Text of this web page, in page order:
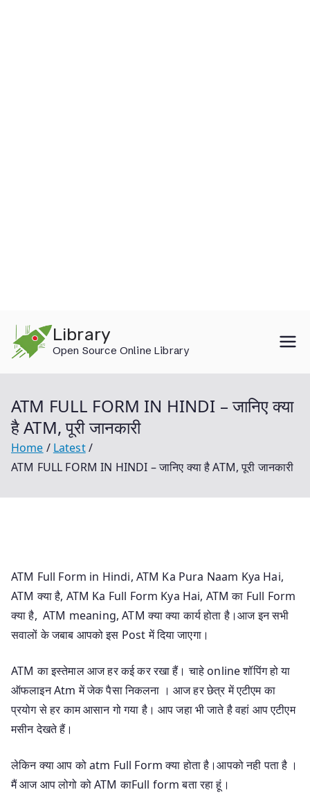
content
Library
Open Source Online Library
ATM FULL FORM IN HINDI – जानिए क्या
है ATM, पूरी जानकारी
Home
Latest
ATM FULL FORM IN HINDI – जानिए क्या है ATM, पूरी जानकारी
ATM Full Form in Hindi, ATM Ka Pura Naam Kya Hai,
ATM क्या है, ATM Ka Full Form Kya Hai, ATM का Full Form
क्या है, ATM meaning, ATM क्या क्या कार्य होता है।आज इन सभी
सवालों के जबाब आपको इस Post में दिया जाएगा।
ATM का इस्तेमाल आज हर कई कर रखा हैं। चाहे online शॉपिंग हो या
ऑफलाइन Atm में जेक पैसा निकलना । आज हर छेत्र में एटीएम का
प्रयोग से हर काम आसान गो गया है। आप जहा भी जाते है वहां आप एटीएम
मसीन देखते हैं।
लेकिन क्या आप को atm Full Form क्या होता है।आपको नही पता है ।
मैं आज आप लोगो को ATM काFull form बता रहा हूं।